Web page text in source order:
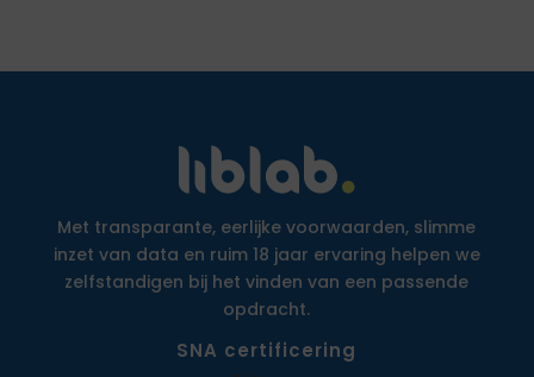
Met transparante, eerlijke voorwaarden, slimme
inzet van data en ruim 18 jaar ervaring helpen we
zelfstandigen bij het vinden van een passende
opdracht.
SNA certificering